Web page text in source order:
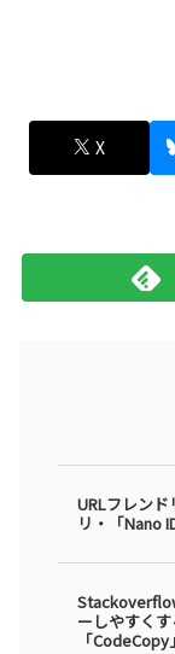
X
URLフレン
リ・「Nano
ーしやすく
「CodeCopy」